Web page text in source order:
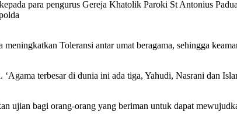
para pengurus Gereja Khatolik Paroki St Antonius
Toleransi antar umat beragama, sehingga
terbesar di dunia ini ada tiga, Yahudi, Nasrani dan
ujian bagi orang-orang yang beriman untuk dapat